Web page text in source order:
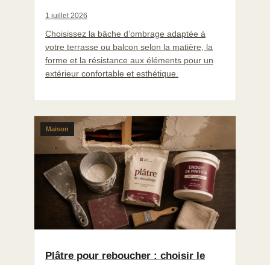
1 juillet 2026
Choisissez la bâche d’ombrage adaptée à
votre terrasse ou balcon selon la matière, la
forme et la résistance aux éléments pour un
extérieur confortable et esthétique.
Maison
Plâtre pour reboucher : choisir le